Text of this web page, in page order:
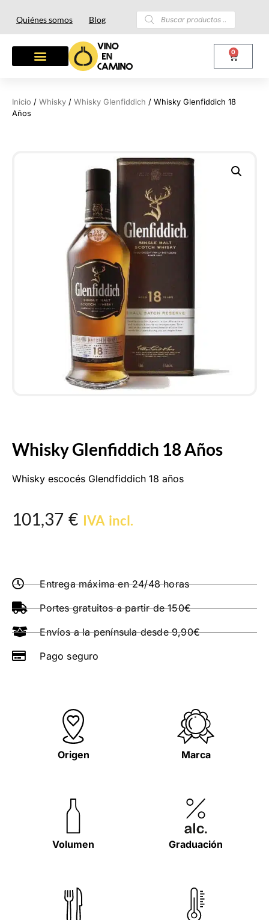
Quiénes somos Blog
0
Inicio / Whisky / Whisky Glenfiddich / Whisky Glenfiddich 18
Años
Whisky Glenfiddich 18 Años
Whisky escocés Glendfiddich 18 años
101,37 € IVA incl.
Entrega máxima en 24/48 horas
Portes gratuitos a partir de 150€
Envíos a la península desde 9,90€
Pago seguro
Origen Marca
Volumen Graduación